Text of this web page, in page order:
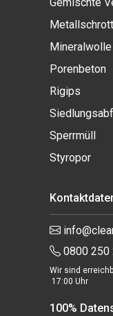
Metallschrott
Mineralwolle
Porenbeton
Rigips
Sperrmüll
Styropor
0800 250
Wir sind
17:00 Uhr
100%